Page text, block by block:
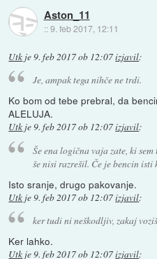
Aston_11
::9. feb 2017, 12:11
Utk je 9. feb 2017 ob 12:07izjavil:
Je, ampak tega nihče ne trdi.
Ko bom od tebe prebral, da
ALELUJA.
Utk je9. feb 2017 ob 12:07izjavil:
Še ena logična vaja zate, ki
še nisi razrešil. Če je bencin isti
Isto sranje, drugo pakovanje.
Utk je 9. feb 2017 ob 12:07izjavil:
ker tudi ni neškodljiv, zakaj
Ker lahko.
Utk je9. feb 2017 ob 12:07izjavil: